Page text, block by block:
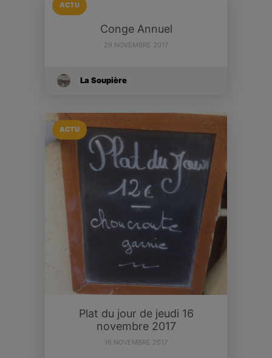
ACTU
Conge Annuel
29 NOVEMBRE 2017
La Soupière
ACTU
Plat du jour de jeudi 16
novembre 2017
16 NOVEMBRE 2017